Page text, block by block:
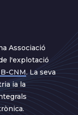
Associació
l'explotació
CNM. La seva
ia la